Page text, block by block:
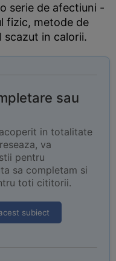
serie de afectiuni -
fizic, metode de
scazut in calorii.
sau
in totalitate
va
pentru
sa completam si
toti cititorii.
subiect